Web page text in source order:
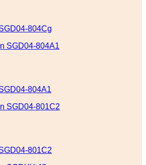
804Cg
804A1
801C2